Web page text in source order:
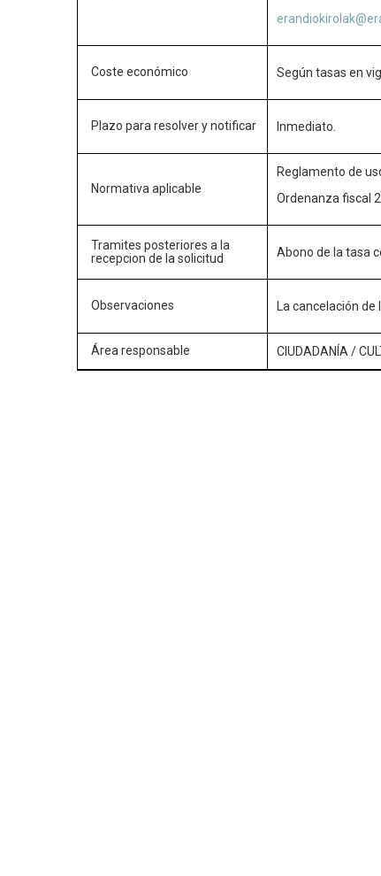
Coste económico Según tasas en
Plazo para resolver y notificar Inmediato.
Normativa aplicable
Reglamento de
Ordenanza fiscal
Tramites posteriores a la
recepcion de la solicitud
Abono de la tasa
Observaciones La cancelación
Área responsable CIUDADANÍA /